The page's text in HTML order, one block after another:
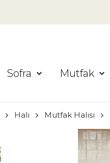
Sofra Mutfak
Halı Mutfak Halısı